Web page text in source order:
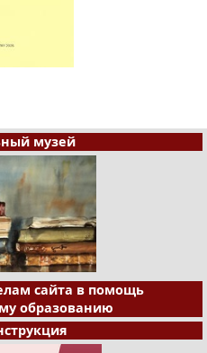
музей
сайта в помощь
образованию